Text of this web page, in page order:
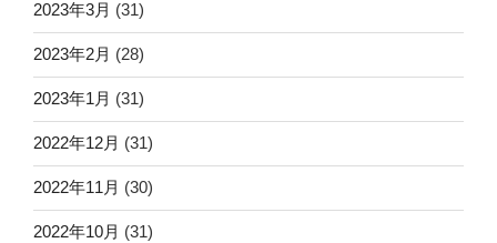
2023年3月 (31)
2023年2月 (28)
2023年1月 (31)
2022年12月 (31)
2022年11月 (30)
2022年10月 (31)